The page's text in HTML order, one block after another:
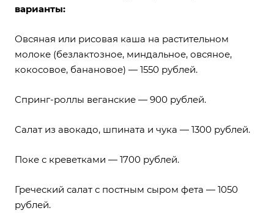
варианты:
Овсяная или рисовая каша на растительном
молоке (безлактозное, миндальное, овсяное,
кокосовое, банановое) — 1550 рублей.
Спринг-роллы веганские — 900 рублей.
Салат из авокадо, шпината и чука — 1300 рублей.
Поке с креветками — 1700 рублей.
Греческий салат с постным сыром фета — 1050
рублей.